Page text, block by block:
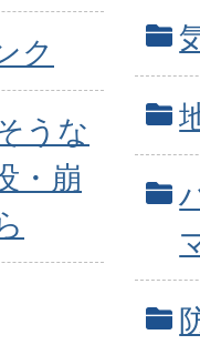
ク
うな
・崩